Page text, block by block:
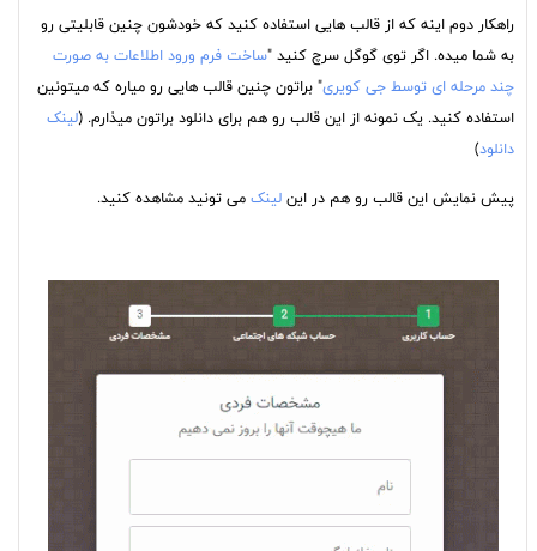
راهکار دوم اینه که از قالب هایی استفاده کنید که خودشون چنین قابلیتی رو
به شما میده. اگر توی گوگل سرچ کنید "ساخت فرم ورود اطلاعات به صورت
چند مرحله ای توسط جی کویری" براتون چنین قالب هایی رو میاره که میتونین
استفاده کنید. یک نمونه از این قالب رو هم برای دانلود براتون میذارم. (لینک
دانلود)
پیش نمایش این قالب رو هم در اینلینکمی تونید مشاهده کنید.